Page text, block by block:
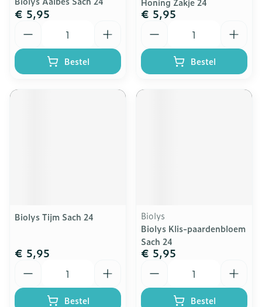
€ 5,95
Bestel
€ 5,95
Bestel
Biolys Tijm Sach 24
€ 5,95
Bestel
Biolys
Biolys Klis-paardenbloem
Sach 24
€ 5,95
Bestel